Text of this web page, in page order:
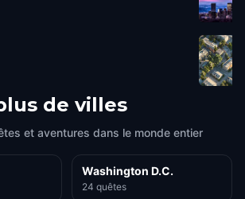
de villes
et aventures dans le monde entier
Washington D.C.
24 quêtes